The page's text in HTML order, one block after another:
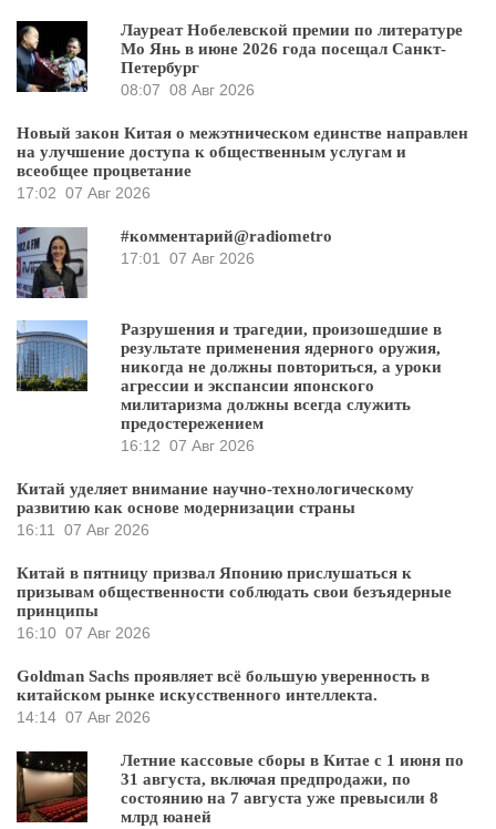
Лауреат Нобелевской премии по литературе
Мо Янь в июне 2026 года посещал Санкт-
Петербург
08:07 08 Авг 2026
Новый закон Китая о межэтническом единстве направлен
на улучшение доступа к общественным услугам и
всеобщее процветание
17:02 07 Авг 2026
#комментарий@radiometro
17:01
07 Авг 2026
Разрушения и трагедии, произошедшие в
результате применения ядерного оружия,
никогда не должны повториться, а уроки
агрессии и экспансии японского
милитаризма должны всегда служить
предостережением
16:12 07 Авг 2026
Китай уделяет внимание научно-технологическому
развитию как основе модернизации страны
16:11
07 Авг 2026
Китай в пятницу призвал Японию прислушаться к
призывам общественности соблюдать свои безъядерные
принципы
16:10 07 Авг 2026
Goldman Sachs проявляет всё большую уверенность в
китайском рынке искусственного интеллекта.
14:14 07 Авг 2026
Летние кассовые сборы в Китае с 1 июня по
31 августа, включая предпродажи, по
состоянию на 7 августа уже превысили 8
млрд юаней